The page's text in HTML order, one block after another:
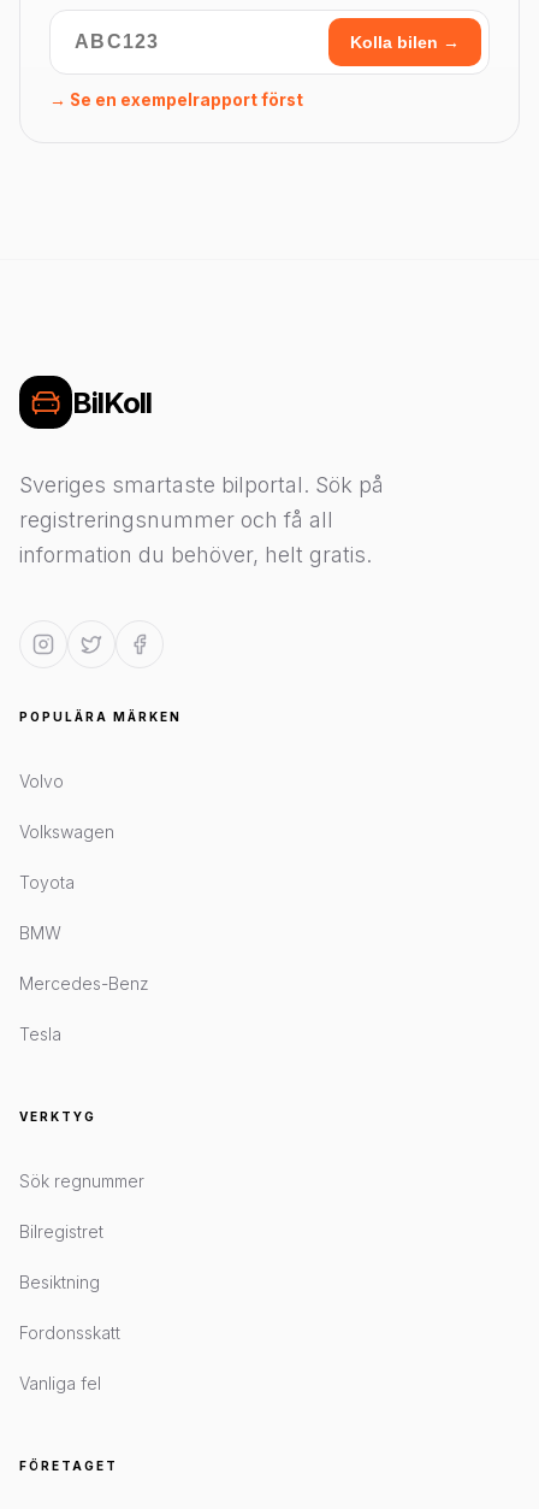
Kolla bilen →
→ Se en exempelrapport först
BilKoll
Sveriges smartaste bilportal. Sök på
registreringsnummer och få all
information du behöver, helt gratis.
POPULÄRA MÄRKEN
Volvo
Volkswagen
Toyota
BMW
Mercedes-Benz
Tesla
VERKTYG
Sök regnummer
Bilregistret
Besiktning
Fordonsskatt
Vanliga fel
FÖRETAGET